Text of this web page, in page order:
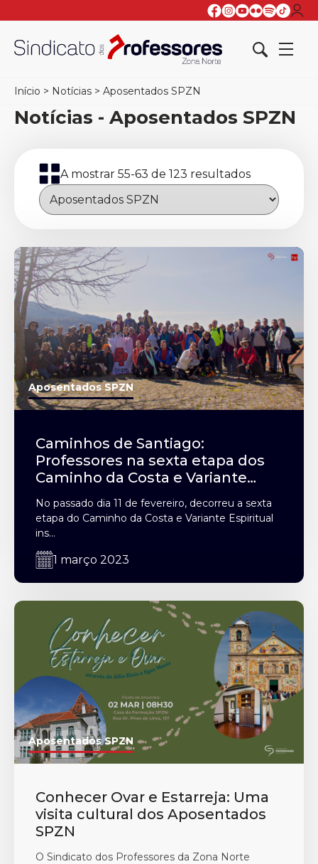
Início > Notícias > Aposentados SPZN
Notícias - Aposentados SPZN
A mostrar 55-63 de 123 resultados
Aposentados SPZN
Caminhos de Santiago:
Professores na sexta etapa dos
Caminho da Costa e Variante
Espiritual
No passado dia 11 de fevereiro, decorreu a sexta
etapa do Caminho da Costa e Variante Espiritual
ins...
1 março 2023
Aposentados SPZN
Conhecer Ovar e Estarreja: Uma
visita cultural dos Aposentados
SPZN
O Sindicato dos Professores da Zona Norte